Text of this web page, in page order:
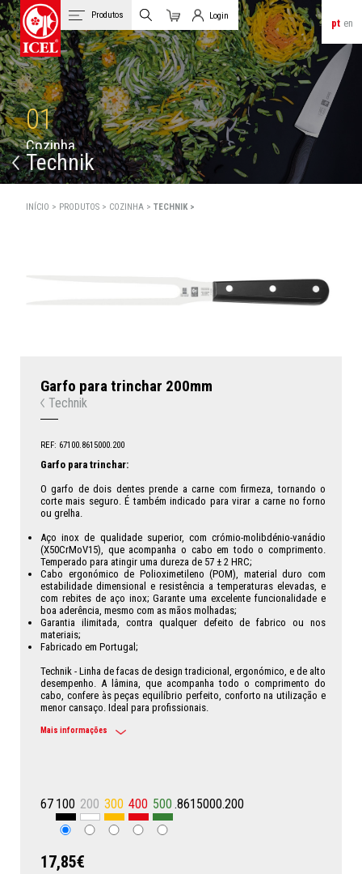
pt en
Produtos
Carrinho
Login
Login de Clientes
01
Cozinha
Technik
INÍCIO > PRODUTOS > COZINHA >TECHNIK >
Garfo para trinchar 200mm
Technik
REF: 67100.8615000.200
Garfo para trinchar:
O garfo de dois dentes prende a carne com firmeza, tornando o
corte mais seguro. É também indicado para virar a carne no forno
ou grelha.
Aço inox de qualidade superior, com crómio-molibdénio-vanádio
(X50CrMoV15), que acompanha o cabo em todo o comprimento.
Temperado para atingir uma dureza de 57 ± 2 HRC;
Cabo ergonómico de Polioximetileno (POM), material duro com
estabilidade dimensional e resistência a temperaturas elevadas, e
com rebites de aço inox; Garante uma excelente funcionalidade e
boa aderência, mesmo com as mãos molhadas;
Garantia ilimitada, contra qualquer defeito de fabrico ou nos
materiais;
Fabricado em Portugal;
Technik - Linha de facas de design tradicional, ergonómico, e de alto
desempenho. A lâmina, que acompanha todo o comprimento do
cabo, confere às peças equilíbrio perfeito, conforto na utilização e
menor cansaço. Ideal para profissionais.
Mais informações
67 100 200 300 400 500 .8615000.200
17,85€